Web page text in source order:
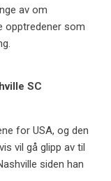
av om
opptredener som
SC
for USA, og den
vil gå glipp av til
siden han